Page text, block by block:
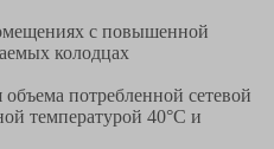
с повышенной
колодцах
потребленной сетевой
температурой 40°C и